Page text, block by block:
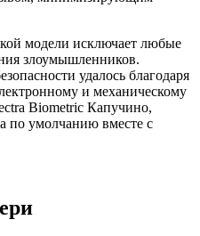
модели исключает любые
злоумышленников.
удалось благодаря
и механическому
Biometric Капучино,
по умолчанию вместе с